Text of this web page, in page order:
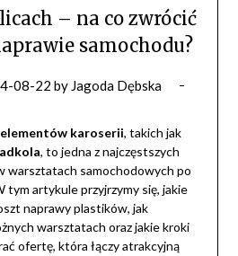
– na co zwrócić
samochodu?
08-22 by Jagoda Dębska
elementów karoserii, takich jak
, to jedna z najczęstszych
warsztatach samochodowych po
tym artykule przyjrzymy się, jakie
naprawy plastików, jak
warsztatach oraz jakie kroki
ofertę, która łączy atrakcyjną